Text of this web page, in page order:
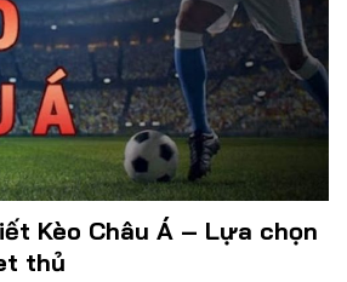
Kèo Châu Á – Lựa chọn
thủ